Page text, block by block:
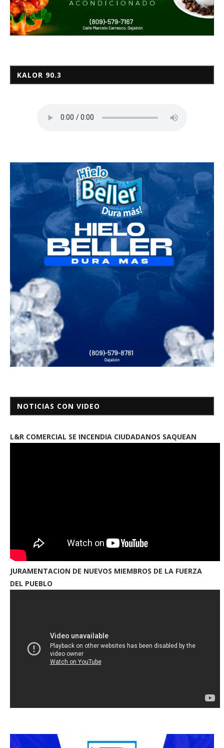
KALOR 90.3
NOTICIAS CON VIDEO
L&R COMERCIAL SE INCENDIA CIUDADANOS SAQUEAN
JURAMENTACION DE NUEVOS MIEMBROS DE LA FUERZA
DEL PUEBLO